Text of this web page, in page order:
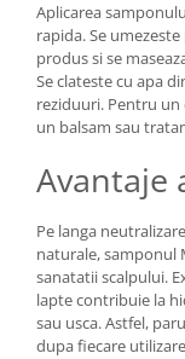
Aplicarea
rapida. Se
produs si se
Se clateste cu apa
reziduuri. Pentru
un balsam sau
Avantaje
Pe langa
naturale, samponul
sanatatii scalpului.
lapte contribuie la
sau usca. Astfel,
dupa fiecare